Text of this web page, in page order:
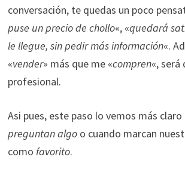
conversación, te quedas un poco
puse un precio de chollo«, «quedará
le llegue, sin pedir más información«.
«vender» más que me «compren«, será
profesional.
Asi pues, este paso lo vemos más
preguntan algoo cuando marcan
como favorito.